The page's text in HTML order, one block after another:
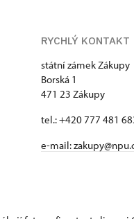
RYCHLÝ KONTAKT
státní zámek Zákupy
Borská 1
471 23 Zákupy
tel.: +420 777 481
e-mail: